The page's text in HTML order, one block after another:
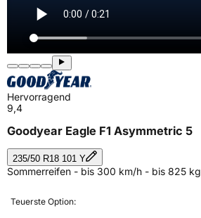
Hervorragend
9,4
Goodyear Eagle F1 Asymmetric 5
235/50 R18 101 Y
Sommerreifen - bis 300 km/h - bis 825 kg
Teuerste Option: